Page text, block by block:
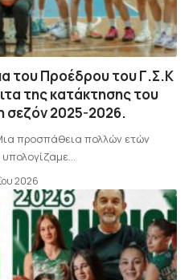
του Προέδρου του Γ.Σ.Κ
της κατάκτησης του
σεζόν 2025-2026.
προσπάθεια πολλών ετών
2026